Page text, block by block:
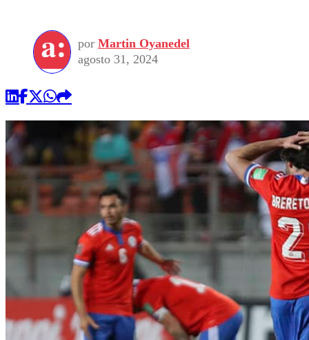
por Martin Oyanedel
agosto 31, 2024